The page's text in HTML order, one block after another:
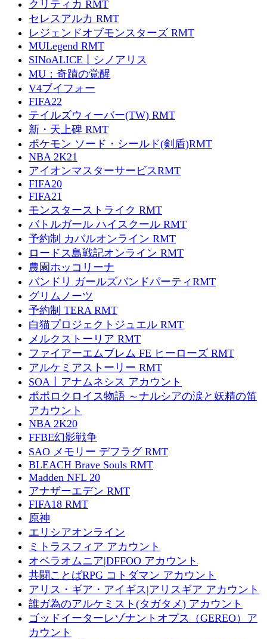
クリティカ RMT
セレスアルカ RMT
レジェンドオブモンスターズ RMT
MULegend RMT
SINoALICE丨シノアリス
MU：奇蹟の覚醒
V4ブイフォー
FIFA22
テイルズウィーバー(TW) RMT
新・天上碑 RMT
ポケモン ソード・シールド(剣盾)RMT
NBA 2K21
アイオンマスターサービスRMT
FIFA20
FIFA21
モンスターストライク RMT
バトルガール ハイスクール RMT
予約制 カバルオンライン RMT
ロードス島戦記オンライン RMT
農園ホッコリーナ
バンドリ ガールズバンドパーティRMT
グリムノーツ
予約制 TERA RMT
白猫プロジェクトジュエル RMT
メルクストーリア RMT
ファイアーエムブレム FE ヒーローズ RMT
アルケミアストーリー RMT
SOA丨アナムネシス アカウント
ポポロクロイス物語 ～ナルシアの涙と妖精の笛
アカウント
NBA 2K20
FFBE幻影戦争
SAO メモリー デフラグ RMT
BLEACH Brave Souls RMT
Madden NFL 20
アナザーエデン RMT
FIFA18 RMT
原神
エリシアオンライン
ミトラスフィア アカウント
オペラオムニア|DFFOO アカウント
共闘ことばRPG コトダマン アカウント
アリス・ギア・アイギス|アリスギア アカウント
誰ガ為のアルケミスト(タガタメ) アカウント
ゴッドイーターレゾナントオプス（GEREO）ア
カウント